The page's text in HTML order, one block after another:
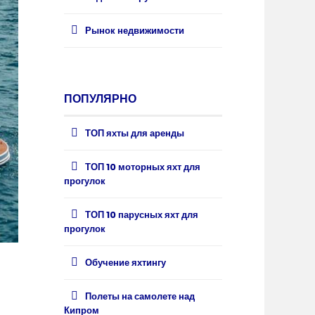
Рынок недвижимости
ПОПУЛЯРНО
ТОП яхты для аренды
ТОП 10 моторных яхт для
прогулок
ТОП 10 парусных яхт для
прогулок
Обучение яхтингу
Полеты на самолете над
Кипром